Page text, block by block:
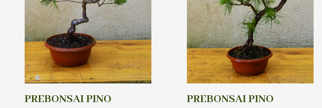
PREBONSAI PINO
PREBONSAI PINO